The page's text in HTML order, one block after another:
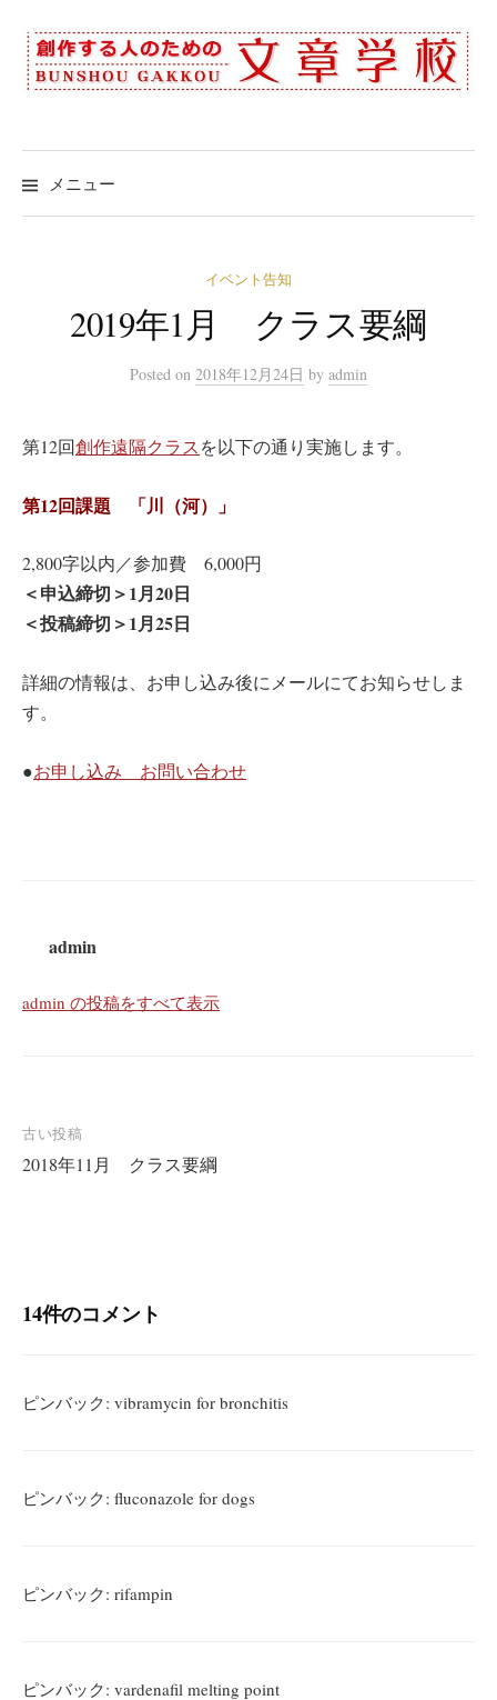
ン
テ
ス
キ
メニュー
イベント告知
2019年1月 クラス要綱
Posted on 2018年12月24日 by admin
第12回創作遠隔クラスを以下の通り実施します。
第12回課題 「川（河）」
2,800字以内／参加費 6,000円
＜申込締切＞1月20日
＜投稿締切＞1月25日
詳細の情報は、お申し込み後にメールにてお知らせしま
す。
●お申し込み お問い合わせ
admin
admin の投稿をすべて表示
投
稿
ー
ン
古い投稿
2018年11月 クラス要綱
14件のコメント
ピンバック: vibramycin for bronchitis
ピンバック: fluconazole for dogs
ピンバック: rifampin
ピンバック: vardenafil melting point